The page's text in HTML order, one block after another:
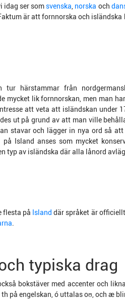
idag ser somsvenska norska och
är att fornnorska och isländska
härstammar från
mycket lik fornnorskan, men man
att veta att isländskan under
ut på grund av att man ville
stavar och lägger in nya ord så att
Island anses som mycket
typ av isländska där alla lånord
flesta på Island där språket är
typiska drag
bokstäver med accenter och
på engelskan, ó uttalas oʊ, och æ blir